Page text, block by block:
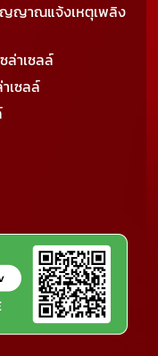
ญาณแจ้งเหตุเพลิง
ล่าเซลล์
เซลล์